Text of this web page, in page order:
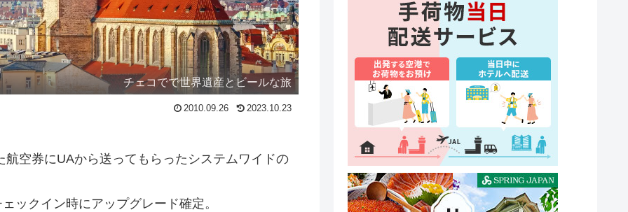
チェコでで世界遺産とビールな旅
2010.09.26 2023.10.23
空券にUAから送ってもらったシステムワイドの
ックイン時にアップグレード確定。